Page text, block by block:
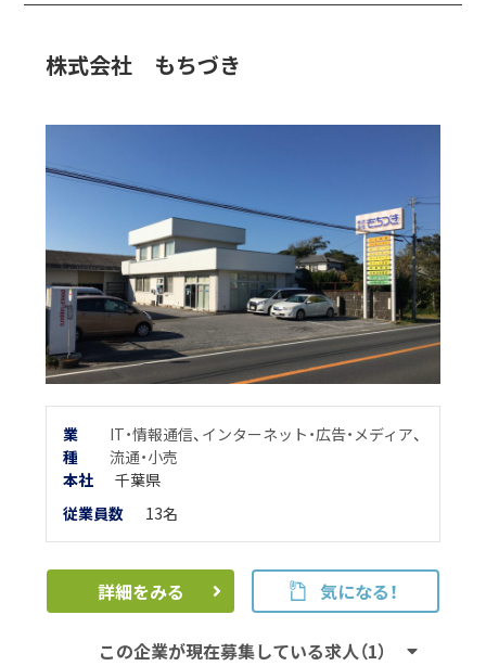
株式会社 もちづき
業
種
IT・情報通信、 インターネット・広告・メディア、
流通・小売
本社
千葉県
従業員数
13名
詳細をみる 気になる！
この企業が現在募集している求人（1）